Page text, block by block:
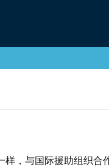
，与国际援助组织合